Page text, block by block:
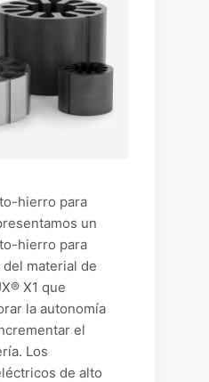
hierro para
un
hierro para
material de
X1 que
la autonomía
el
Los
de alto